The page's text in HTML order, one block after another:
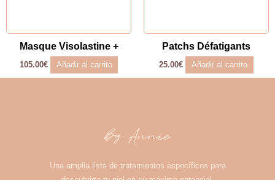
Masque Visolastine +
105.00€ Añadir al carrito
Patchs Défatigants
25.00€ Añadir al carrito
by Annie
Una amplia lista de tratamientos específicos para